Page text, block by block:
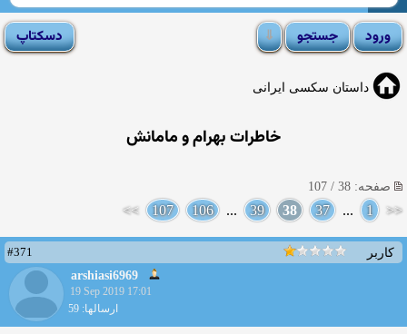
داستان سکسی ایرانی
خاطرات بهرام و مامانش
صفحه: 38 / 107
<<
1
...
37
38
39
...
106
107
>>
کاربر
#371
arshiasi6969
19 Sep 2019 17:01
ارسالها: 59